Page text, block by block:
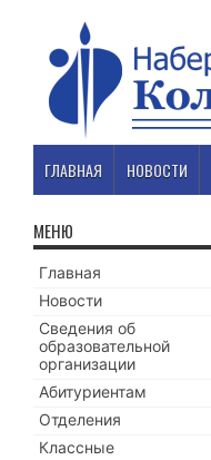
ГЛАВНАЯ НОВОСТИ
МЕНЮ
Главная
Новости
Сведения об
образовательной
организации
Абитуриентам
Отделения
Классные